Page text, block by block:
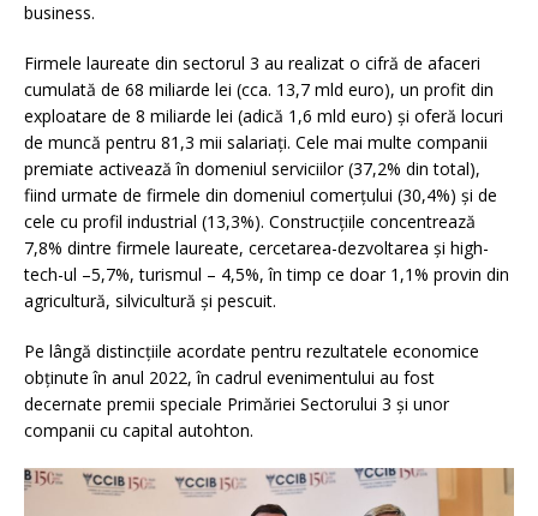
business.
Firmele laureate din sectorul 3 au realizat o cifră de afaceri
cumulată de 68 miliarde lei (cca. 13,7 mld euro), un profit din
exploatare de 8 miliarde lei (adică 1,6 mld euro) și oferă locuri
de muncă pentru 81,3 mii salariați. Cele mai multe companii
premiate activează în domeniul serviciilor (37,2% din total),
fiind urmate de firmele din domeniul comerţului (30,4%) şi de
cele cu profil industrial (13,3%). Construcţiile concentrează
7,8% dintre firmele laureate, cercetarea-dezvoltarea şi high-
tech-ul –5,7%, turismul – 4,5%, în timp ce doar 1,1% provin din
agricultură, silvicultură şi pescuit.
Pe lângă distincţiile acordate pentru rezultatele economice
obţinute în anul 2022, în cadrul evenimentului au fost
decernate premii speciale Primăriei Sectorului 3 și unor
companii cu capital autohton.